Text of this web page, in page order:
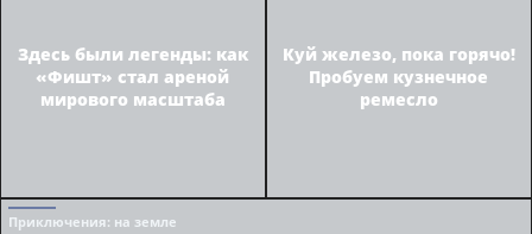
Здесь были легенды: как
«Фишт» стал ареной
мирового масштаба
Куй железо, пока горячо!
Пробуем кузнечное
ремесло
Приключения: на земле